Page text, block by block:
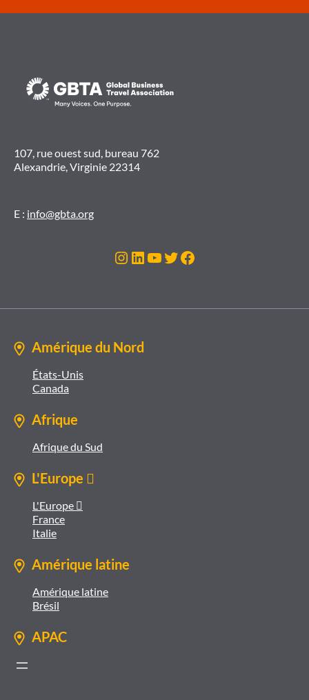
107, rue ouest sud, bureau 762
Alexandrie, Virginie 22314
E : info@gbta.org
Instagram
LinkedIn
YouTube
Twitter
Facebook
Amérique du Nord
États-Unis
Canada
Afrique
Afrique du Sud
L'Europe 
L'Europe 
France
Italie
Amérique latine
Amérique latine
Brésil
APAC